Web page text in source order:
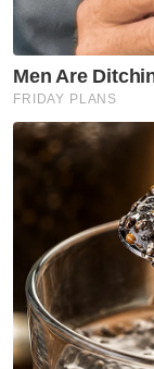
sentiasa
tersebut
Arab.